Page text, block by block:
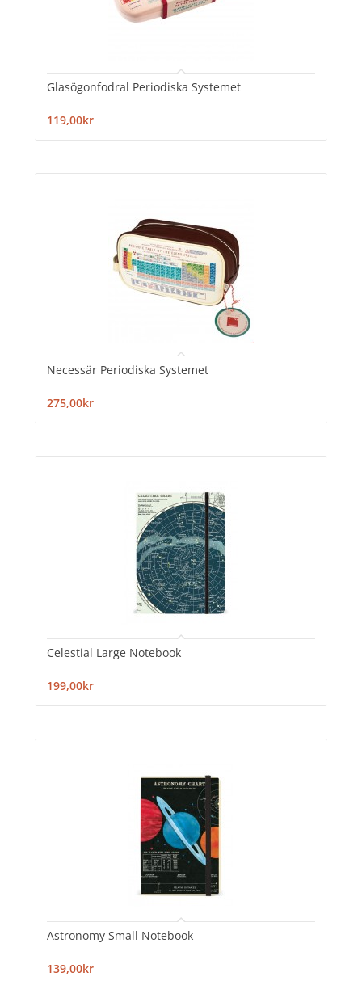
Glasögonfodral Periodiska Systemet
119,00kr
Necessär Periodiska Systemet
275,00kr
Celestial Large Notebook
199,00kr
Astronomy Small Notebook
139,00kr